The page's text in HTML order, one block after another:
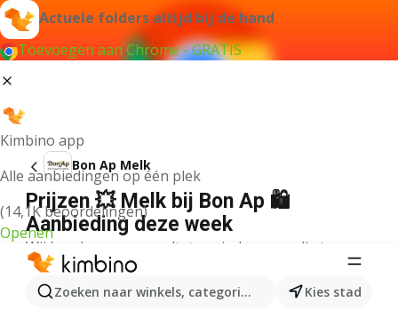
Actuele folders altijd bij de hand
Toevoegen aan Chrome - GRATIS
Kimbino app
Alle aanbiedingen op één plek
(14,1K beoordelingen)
Openen
Zoeken naar winkels, categorieën, producten...
Kies stad
Bon Ap Melk
Prijzen 💥 Melk bij Bon Ap 🛍️
Aanbieding deze week
Wij konden geen resultaten vinden voor die term.
Andere producten in winkels Bon Ap
Bon Ap Mango Sushi